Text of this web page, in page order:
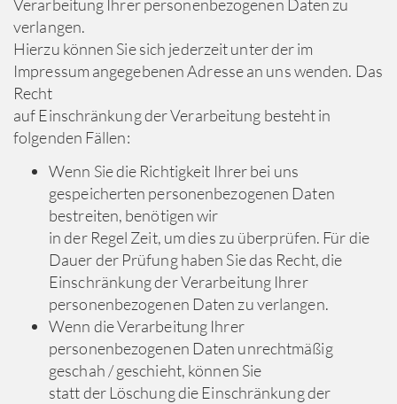
Verarbeitung Ihrer personenbezogenen Daten zu
verlangen.
Hierzu können Sie sich jederzeit unter der im
Impressum angegebenen Adresse an uns wenden. Das
Recht
auf Einschränkung der Verarbeitung besteht in
folgenden Fällen:
Wenn Sie die Richtigkeit Ihrer bei uns
gespeicherten personenbezogenen Daten
bestreiten, benötigen wir
in der Regel Zeit, um dies zu überprüfen. Für die
Dauer der Prüfung haben Sie das Recht, die
Einschränkung der Verarbeitung Ihrer
personenbezogenen Daten zu verlangen.
Wenn die Verarbeitung Ihrer
personenbezogenen Daten unrechtmäßig
geschah / geschieht, können Sie
statt der Löschung die Einschränkung der